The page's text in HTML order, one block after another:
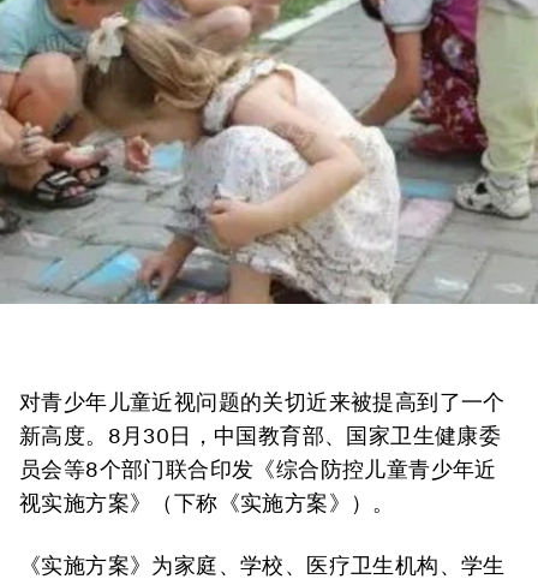
对青少年儿童近视问题的关切近来被提高到了一个
新高度。8月30日，中国教育部、国家卫生健康委
员会等8个部门联合印发《综合防控儿童青少年近
视实施方案》（下称《实施方案》）。
《实施方案》为家庭、学校、医疗卫生机构、学生